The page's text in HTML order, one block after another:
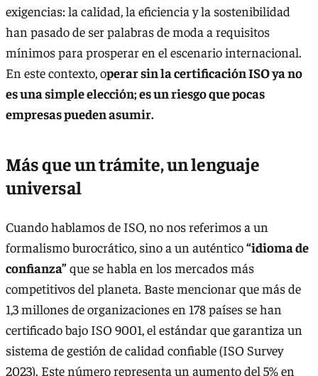
exigencias: la calidad, la eficiencia y la sostenibilidad
han pasado de ser palabras de moda a requisitos
mínimos para prosperar en el escenario internacional.
En este contexto, operar sin la certificación ISO ya no
es una simple elección; es un riesgo que pocas
empresas pueden asumir.
Más que un trámite, un lenguaje
universal
Cuando hablamos de ISO, no nos referimos a un
formalismo burocrático, sino a un auténtico“idioma de
confianza” que se habla en los mercados más
competitivos del planeta. Baste mencionar que más de
1,3 millones de organizaciones en 178 países se han
certificado bajo ISO 9001, el estándar que garantiza un
sistema de gestión de calidad confiable (ISO Survey
2023). Este número representa un aumento del 5% en